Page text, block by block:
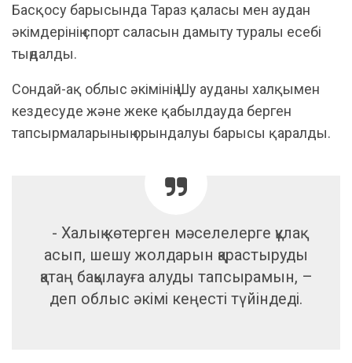
​Басқосу барысында Тараз қаласы мен аудан
әкімдерінің спорт саласын дамыту туралы есебі
тыңдалды.
​Сондай-ақ облыс әкімінің Шу ауданы халқымен
кездесуде және жеке қабылдауда берген
тапсырмаларының орындалуы барысы қаралды.
​- Халық көтерген мәселелерге құлақ
асып, шешу жолдарын қарастыруды
қатаң бақылауға алуды тапсырамын, –
деп облыс әкімі кеңесті түйіндеді.